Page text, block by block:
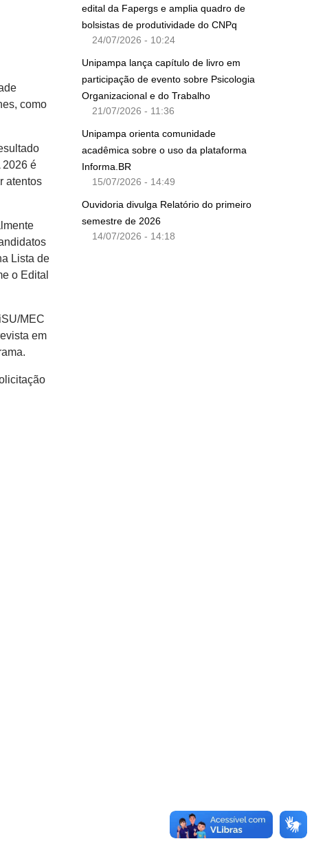
como
2026 é
atentos
Lista de
o Edital
MEC
em
edital da Fapergs e amplia quadro de
bolsistas de produtividade do CNPq
24/07/2026 - 10:24
Unipampa lança capítulo de livro em
participação de evento sobre Psicologia
Organizacional e do Trabalho
21/07/2026 - 11:36
Unipampa orienta comunidade
acadêmica sobre o uso da plataforma
Informa.BR
15/07/2026 - 14:49
Ouvidoria divulga Relatório do primeiro
semestre de 2026
14/07/2026 - 14:18